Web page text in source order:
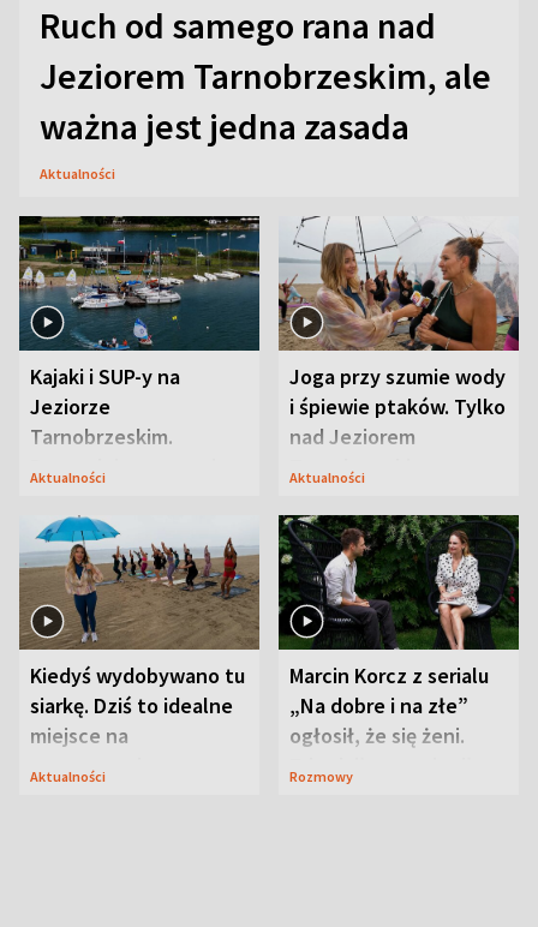
Ruch od samego rana nad
Jeziorem Tarnobrzeskim, ale
ważna jest jedna zasada
Aktualności
Kajaki i SUP-y na
Jeziorze
Tarnobrzeskim.
Przyrodnicy zwracają
Aktualności
Joga przy szumie wody
i śpiewie ptaków. Tylko
nad Jeziorem
Tarnobrzeskim
Aktualności
Kiedyś wydobywano tu
siarkę. Dziś to idealne
miejsce na
wypoczynek
Aktualności
Marcin Korcz z serialu
„Na dobre i na złe”
ogłosił, że się żeni.
Zdradził, co zmienił
Rozmowy